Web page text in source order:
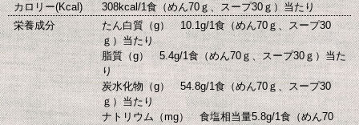
カロリー(Kcal)
308kcal/1食（めん70ｇ、スープ30ｇ）当たり
栄養成分
たん白質（g） 10.1g/1食（めん70ｇ、スープ30
ｇ）当たり
脂質（g） 5.4g/1食（めん70ｇ、スープ30ｇ）当た
り
炭水化物（g） 54.8g/1食（めん70ｇ、スープ30
ｇ）当たり
ナトリウム（mg） 食塩相当量5.8g/1食（めん70